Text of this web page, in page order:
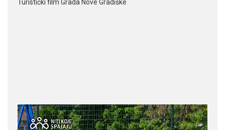
Turistički film Grada Nove Gradiške